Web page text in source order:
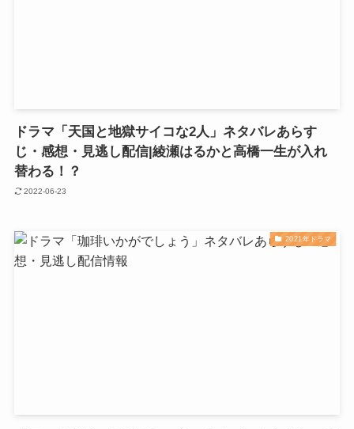
ドラマ「天国と地獄サイコな2人」ネタバレあらす
じ・感想・見逃し配信|綾瀬はるかと高橋一生が入れ
替わる！？
2022-06-23
2021年ドラマ